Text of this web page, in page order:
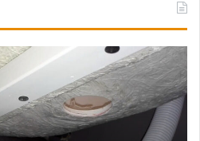
Физика
магнитного
поля
и
выбор